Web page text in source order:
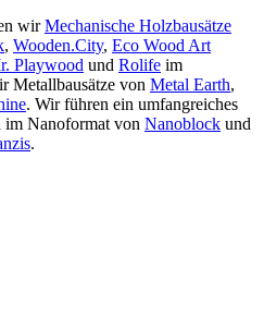
wirMechanische Holzbausätze
, Wooden.City, Eco Wood Art
Playwood und Rolife im
Metallbausätze von Metal Earth,
. Wir führen ein umfangreiches
im Nanoformat von Nanoblock und
.